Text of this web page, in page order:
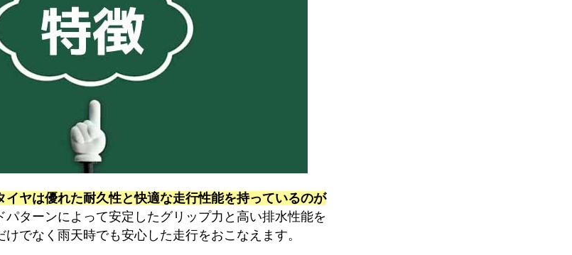
イヤは優れた耐久性と快適な走行性能を持っているのが
パターンによって安定したグリップ力と高い排水性能を
でなく雨天時でも安心した走行をおこなえます。